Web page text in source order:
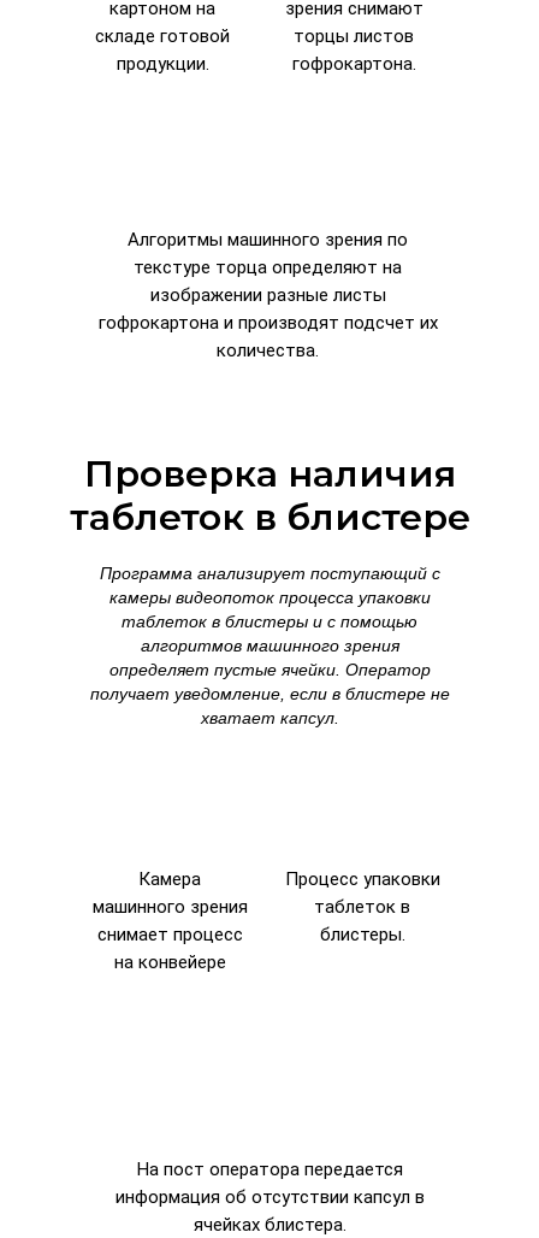
картоном на
складе готовой
продукции.
зрения снимают
торцы листов
гофрокартона.
Алгоритмы машинного зрения по
текстуре торца определяют на
изображении разные листы
гофрокартона и производят подсчет их
количества.
Проверка наличия
таблеток в блистере
Программа анализирует поступающий с
камеры видеопоток процесса упаковки
таблеток в блистеры и с помощью
алгоритмов машинного зрения
определяет пустые ячейки. Оператор
получает уведомление, если в блистере не
хватает капсул.
Камера
машинного зрения
снимает процесс
на конвейере
Процесс упаковки
таблеток в
блистеры.
На пост оператора передается
информация об отсутствии капсул в
ячейках блистера.